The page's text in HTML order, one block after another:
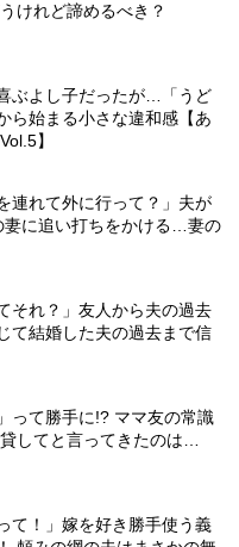
けれど諦めるべき？
ぶよし子だったが…「うど
ら始まる小さな違和感【あ
】
連れて外に行って？」夫が
妻に追い打ちをかける…妻の
それ？」友人から夫の過去
て結婚した夫の過去まで信
って勝手に!? ママ友の常識
してと言ってきたのは…
て！」嫁を好き勝手使う義